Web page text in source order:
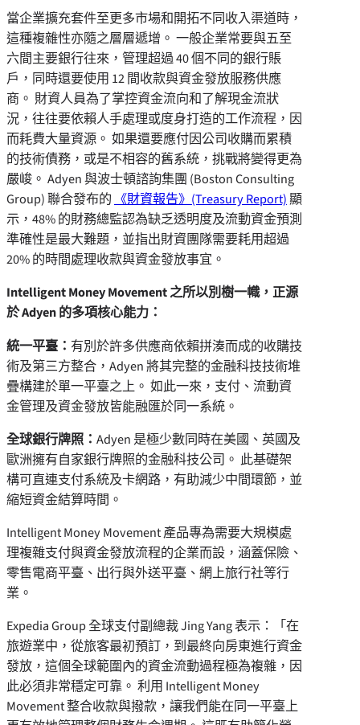
當企業擴充套件至更多市場和開拓不同收入渠道時，
這種複雜性亦隨之層層遞增。 一般企業常要與五至
六間主要銀行往來，管理超過 40 個不同的銀行賬
戶，同時還要使用 12 間收款與資金發放服務供應
商。 財資人員為了掌控資金流向和了解現金流狀
況，往往要依賴人手處理或度身打造的工作流程，因
而耗費大量資源。 如果還要應付因公司收購而累積
的技術債務，或是不相容的舊系統，挑戰將變得更為
嚴峻。 Adyen 與波士頓諮詢集團 (Boston Consulting
Group) 聯合發布的 《財資報告》(Treasury Report)顯
示，48% 的財務總監認為缺乏透明度及流動資金預測
準確性是最大難題，並指出財資團隊需要耗用超過
20% 的時間處理收款與資金發放事宜。
Intelligent Money Movement 之所以別樹一幟，正源
於 Adyen 的多項核心能力：
統一平臺： 有別於許多供應商依賴拼湊而成的收購技
術及第三方整合，Adyen 將其完整的金融科技技術堆
疊構建於單一平臺之上。 如此一來，支付、流動資
金管理及資金發放皆能融匯於同一系統。
全球銀行牌照： Adyen 是極少數同時在美國、英國及
歐洲擁有自家銀行牌照的金融科技公司。 此基礎架
構可直連支付系統及卡網路，有助減少中間環節，並
縮短資金結算時間。
Intelligent Money Movement 產品專為需要大規模處
理複雜支付與資金發放流程的企業而設，涵蓋保險、
零售電商平臺、出行與外送平臺、網上旅行社等行
業。
Expedia Group 全球支付副總裁 Jing Yang 表示：「在
旅遊業中，從旅客最初預訂，到最終向房東進行資金
發放，這個全球範圍內的資金流動過程極為複雜，因
此必須非常穩定可靠。 利用 Intelligent Money
Movement 整合收款與撥款，讓我們能在同一平臺上